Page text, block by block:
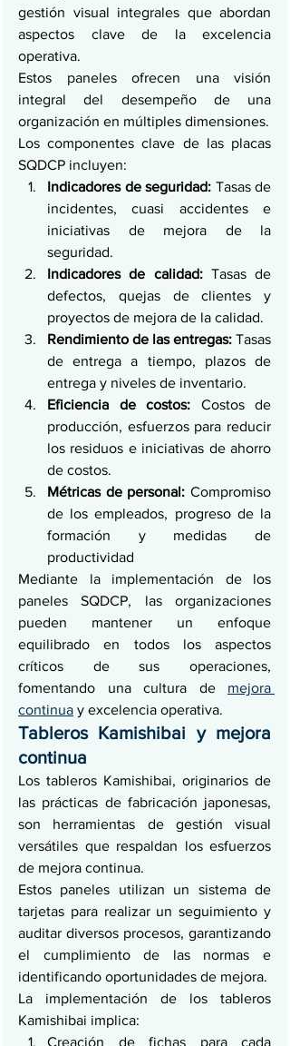
gestión visual integrales que abordan
aspectos clave de la excelencia
operativa.
Estos paneles ofrecen una visión
integral del desempeño de una
organización en múltiples dimensiones.
Los componentes clave de las placas
SQDCP incluyen:
Indicadores de seguridad: Tasas de
incidentes, cuasi accidentes e
iniciativas de mejora de la
seguridad.
Indicadores de calidad: Tasas de
defectos, quejas de clientes y
proyectos de mejora de la calidad.
Rendimiento de las entregas: Tasas
de entrega a tiempo, plazos de
entrega y niveles de inventario.
Eficiencia de costos: Costos de
producción, esfuerzos para reducir
los residuos e iniciativas de ahorro
de costos.
Métricas de personal: Compromiso
de los empleados, progreso de la
formación y medidas de
productividad
Mediante la implementación de los
paneles SQDCP, las organizaciones
pueden mantener un enfoque
equilibrado en todos los aspectos
críticos de sus operaciones,
fomentando una cultura de mejora
continua y excelencia operativa.
Tableros Kamishibai y mejora
continua
Los tableros Kamishibai, originarios de
las prácticas de fabricación japonesas,
son herramientas de gestión visual
versátiles que respaldan los esfuerzos
de mejora continua.
Estos paneles utilizan un sistema de
tarjetas para realizar un seguimiento y
auditar diversos procesos, garantizando
el cumplimiento de las normas e
identificando oportunidades de mejora.
La implementación de los tableros
Kamishibai implica:
Creación de fichas para cada